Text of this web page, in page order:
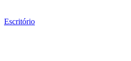
Escritório